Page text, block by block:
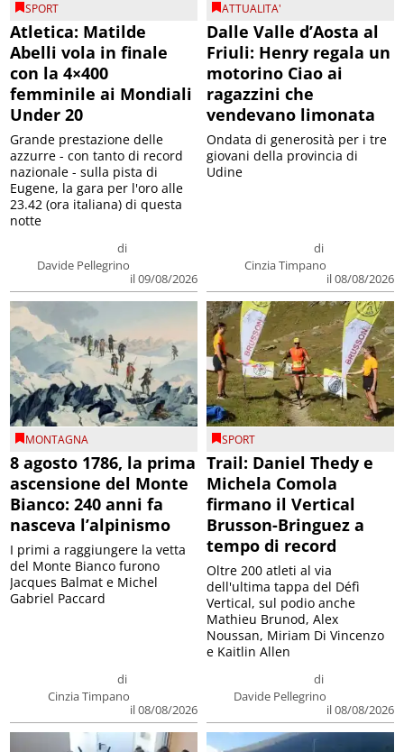
SPORT
Atletica: Matilde
Abelli vola in finale
con la 4×400
femminile ai Mondiali
Under 20
di
Davide Pellegrino
il 09/08/2026
Grande prestazione delle
azzurre - con tanto di record
nazionale - sulla pista di
Eugene, la gara per l'oro alle
23.42 (ora italiana) di questa
notte
ATTUALITA'
Dalle Valle d’Aosta al
Friuli: Henry regala un
motorino Ciao ai
ragazzini che
vendevano limonata
di
Cinzia Timpano
il 08/08/2026
Ondata di generosità per i tre
giovani della provincia di
Udine
MONTAGNA
8 agosto 1786, la prima
ascensione del Monte
Bianco: 240 anni fa
nasceva l’alpinismo
di
Cinzia Timpano
il 08/08/2026
I primi a raggiungere la vetta
del Monte Bianco furono
Jacques Balmat e Michel
Gabriel Paccard
SPORT
Trail: Daniel Thedy e
Michela Comola
firmano il Vertical
Brusson-Bringuez a
tempo di record
di
Davide Pellegrino
il 08/08/2026
Oltre 200 atleti al via
dell'ultima tappa del Défì
Vertical, sul podio anche
Mathieu Brunod, Alex
Noussan, Miriam Di Vincenzo
e Kaitlin Allen